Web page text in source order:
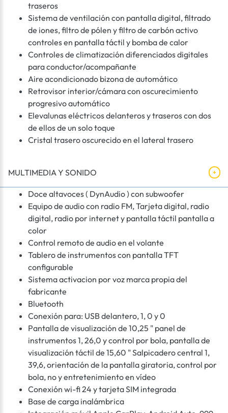
traseros
Sistema de ventilación con pantalla digital, filtrado
de iones, filtro de pólen y filtro de carbón activo
controles en pantalla táctil y bomba de calor
Controles de climatización diferenciados digitales
para conductor/acompañante
Aire acondicionado bizona de automático
Retrovisor interior/cámara con oscurecimiento
progresivo automático
Elevalunas eléctricos delanteros y traseros con dos
de ellos de un solo toque
Cristal trasero oscurecido en el lateral trasero
MULTIMEDIA Y SONIDO
Doce altavoces ( DynAudio ) con subwoofer
Equipo de audio con radio FM, Tarjeta digital, radio
digital, radio por internet y pantalla táctil pantalla a
color
Control remoto de audio en el volante
Tablero de instrumentos con pantalla TFT
configurable
Sistema activacion por voz marca propia del
fabricante
Bluetooth
Conexión para: USB delantero, 1, 0 y 0
Pantalla de visualización de 10,25 " panel de
instrumentos 1, 26,0 y control por bola, pantalla de
visualización táctil de 15,60 " Salpicadero central 1,
39,6, orientación de la pantalla giratoria, control por
bola, no y entretenimiento en vídeo
Conexión wi-fi 24 y tarjeta SIM integrada
Base de carga inalámbrica